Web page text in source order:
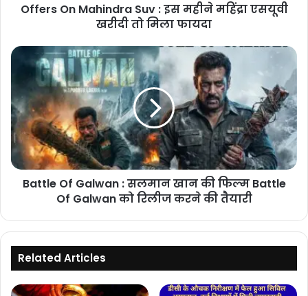
खरीदी
फायदा
Offers On Mahindra Suv : इस महीने महिंद्रा एसयूवी
खरीदी तो मिला फायदा
Battle
Galwan
सलमान
खान
की
फिल्म
Battle
की
तैयारी
Battle Of Galwan : सलमान खान की फिल्म Battle
Of Galwan को रिलीज करने की तैयारी
Related Articles